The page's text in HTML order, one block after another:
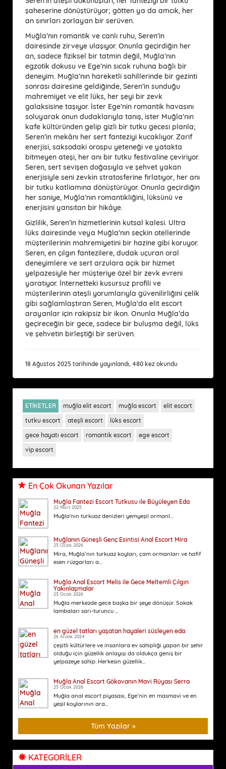
şaheserine dönüştürüyor; götten ya da amcık, her
an sınırları zorlayan bir serüven.
Muğla’nın romantik ve canlı ruhu, Seren’in
dairesinde zirveye ulaşıyor. Onunla geçirdiğin her
an, sadece fiziksel bir tatmin değil, Muğla’nın
egzotik dokusu ve Ege’nin sıcak ruhuna bağlı bir
deneyim. Muğla’nın hareketli sahillerinde bir gezinti
sonrası dairesine geldiğinde, Seren’in sunduğu
mahremiyet ve elit lüks, her şeyi bir zevk
galaksisine taşıyor. İster Ege’nin romantik havasını
soluyarak onun dudaklarıyla tanış, ister Muğla’nın
kafe kültüründen gelip gizli bir tutku gecesi planla;
Seren’in mekânı her sert fanteziyi kucaklıyor. Zarif
enerjisi, saksodaki orospu yeteneği ve yatakta
bitmeyen ateşi, her anı bir tutku festivaline çeviriyor.
Seren, sert sevişen doğasıyla ve şehvet yakan
enerjisiyle seni zevkin stratosferine fırlatıyor, her anı
bir tutku katliamına dönüştürüyor. Onunla geçirdiğin
her saniye, Muğla’nın romantikliğini, lüksünü ve
enerjisini yansıtan bir hikâye.
Gizlilik, Seren’in hizmetlerinin kutsal kalesi. Ultra
lüks dairesinde veya Muğla’nın seçkin otellerinde
müşterilerinin mahremiyetini bir hazine gibi koruyor.
Seren, en çılgın fantezilere, dudak uçuran oral
deneyimlere ve sert arzulara açık bir hizmet
yelpazesiyle her müşteriye özel bir zevk evreni
yaratıyor. İnternetteki kusursuz profili ve
müşterilerinin ateşli yorumlarıyla güvenilirliğini çelik
gibi sağlamlaştıran Seren, Muğla’da elit escort
arayanlar için rakipsiz bir ikon. Onunla Muğla’da
geçireceğin bir gece, sadece bir buluşma değil, lüks
ve şehvetin birleştiği bir serüven.
18 Ağustos 2025 tarihinde yayınlandı, 480 kez okundu
ETİKETLER muğla elit escort muğla escort
elit escort
tutku escort
ateşli escort
lüks escort
gece hayatı escort
romantik escort
ege escort
vip escort
En Çok Okunan Yazılar
Muğla Fantezi Escort Tutkusu ile Büyüleyen Eda
22 Mart 2025
Muğla'nın turkuaz denizleri yemyeşil ormanl...
Muğlanın Güneşli Genç Esintisi Anal Escort Mira
23 Ocak 2026
Mira, Muğla’nın turkuaz koyları, çam ormanları ve hafif
esen rüzgarları a...
Muğla Anal Escort Melis ile Gece Meltemli Çılgın
Yakınlaşmalar
23 Ocak 2026
Muğla merkezde gece başka bir şeye dönüşür. Sokak
lambaları sarı-turuncu ...
en güzel tatları yaşatan hayaleri süsleyen eda
26 Aralık 2024
çeşitli kültürlere ve insanlara ev sahipliği yapan bir şehir
olduğu için güzellik anlayışı da oldukça geniş bir
yelpazeye sahip. Herkesin güzellik...
Muğla Anal Escort Gökovanın Mavi Rüyası Serra
23 Ocak 2026
Muğla anal escort piyasası, Ege’nin en masmavi ve en
yeşil koylarının ara...
Tüm Yazılar »
KATEGORİLER